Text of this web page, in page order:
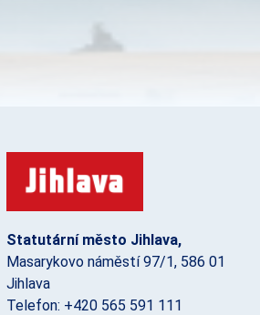
Statutární město Jihlava,
Masarykovo náměstí 97/1, 586 01
Jihlava
Telefon: +420 565 591 111